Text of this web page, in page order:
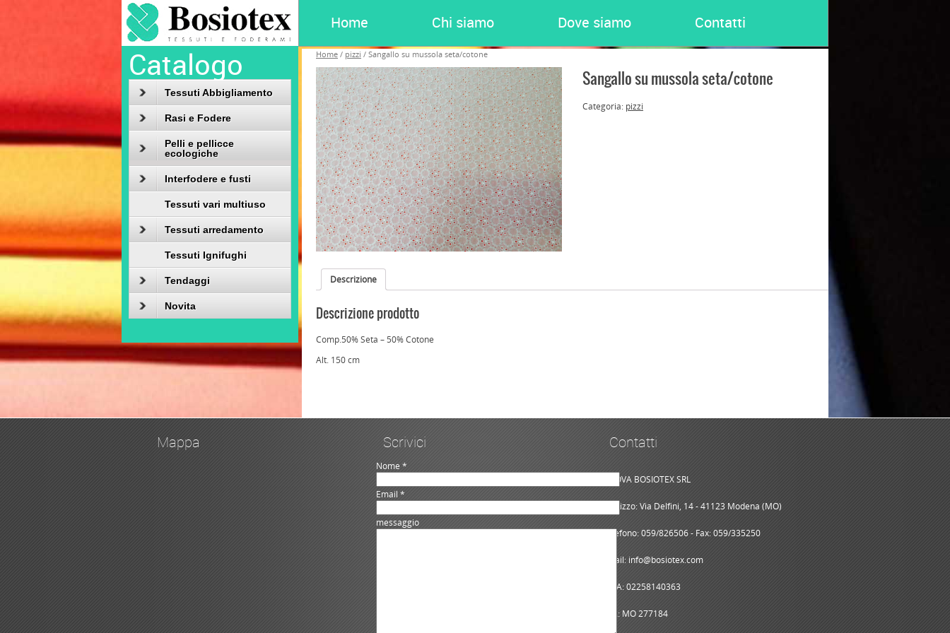
Home Chi siamo Dove siamo Contatti
Catalogo
Tessuti Abbigliamento
Rasi e Fodere
Pelli e pellicce
ecologiche
Interfodere e fusti
Tessuti vari multiuso
Tessuti arredamento
Tessuti Ignifughi
Tendaggi
Novita
Home / pizzi / Sangallo su mussola seta/cotone
Sangallo su mussola seta/cotone
Categoria: pizzi
Descrizione
Descrizione prodotto
Comp.50% Seta – 50% Cotone
Alt. 150 cm
Mappa Scrivici
Nome *
Email *
messaggio
Contatti
NUOVA BOSIOTEX SRL
Indirizzo: Via Delfini, 14 - 41123 Modena (MO)
Telefono: 059/826506 - Fax: 059/335250
Email: info@bosiotex.com
P.IVA: 02258140363
REA: MO 277184